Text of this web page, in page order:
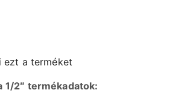
ezt a terméket
1/2″ termékadatok: